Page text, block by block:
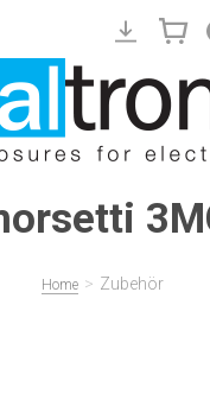
Home > Zubehör